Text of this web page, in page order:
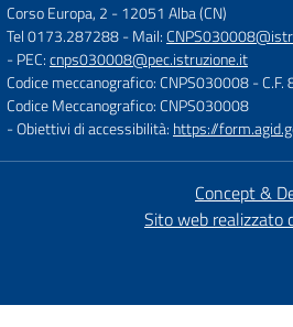
Corso Europa, 2 -12051 Alba (CN)
Tel 0173.287288- Mail:
- PEC:cnps030008@pec.istruzione.it
Codice meccanografico: CNPS030008-
Codice Meccanografico: CNPS030008
- Obiettivi di accessibilità: https://
Concept &
Sito web realizzato